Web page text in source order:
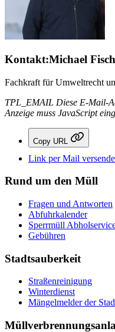
Kontakt:Michael
Fachkraft für Umweltrecht
TPL_EMAIL Diese E-Mail-
Anzeige muss JavaScript
Copy URL
Link per Mail
Rund um den Müll
Fragen und Antworten
Abfuhrkalender
Sperrmüll
Gebühren
Stadtsauberkeit
Straßenreinigung
Winterdienst
Mängelmelder der